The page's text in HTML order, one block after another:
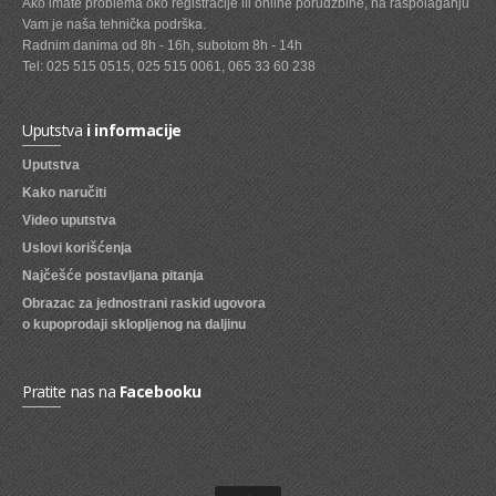
SVEZE VOCE
SVEZE POVRCE
DZEMOVI, MARMALADE I MED
BOMBONI
ZVAKE
LIZALICE
COKOLADE
KREMOVI
BOMBONJERE I PRALINE
MALE COKOLADE I BAROVI
KEKSOVI
KEKS STRUDLE
Ako imate problema oko registracije ili online porudžbine, na raspolaganju
Vam je naša tehnička podrška.
Radnim danima od 8h - 16h, subotom 8h - 14h
Tel: 025 515 0515, 025 515 0061, 065 33 60 238
Uputstvai informacije
Uputstva
Kako naručiti
Video uputstva
Uslovi korišćenja
Najčešće postavljana pitanja
Obrazac za jednostrani raskid ugovora
o kupoprodaji sklopljenog na daljinu
Pratite nas na Facebooku